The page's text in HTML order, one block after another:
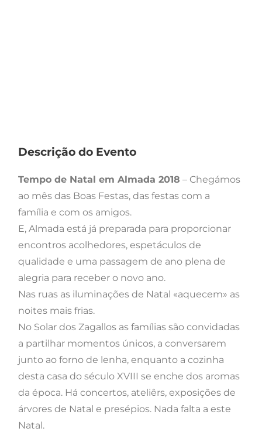
Descrição do Evento
Tempo de Natal em Almada 2018 – Chegámos
ao mês das Boas Festas, das festas com a
família e com os amigos.
E, Almada está já preparada para proporcionar
encontros acolhedores, espetáculos de
qualidade e uma passagem de ano plena de
alegria para receber o novo ano.
Nas ruas as iluminações de Natal «aquecem» as
noites mais frias.
No Solar dos Zagallos as famílias são convidadas
a partilhar momentos únicos, a conversarem
junto ao forno de lenha, enquanto a cozinha
desta casa do século XVIII se enche dos aromas
da época. Há concertos, ateliêrs, exposições de
árvores de Natal e presépios. Nada falta a este
Natal.